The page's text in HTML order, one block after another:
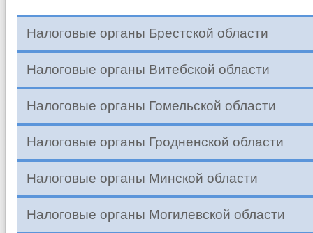
Налоговые органы Брестской области
Налоговые органы Витебской области
Налоговые органы Гомельской области
Налоговые органы Гродненской области
Налоговые органы Минской области
Налоговые органы Могилевской области